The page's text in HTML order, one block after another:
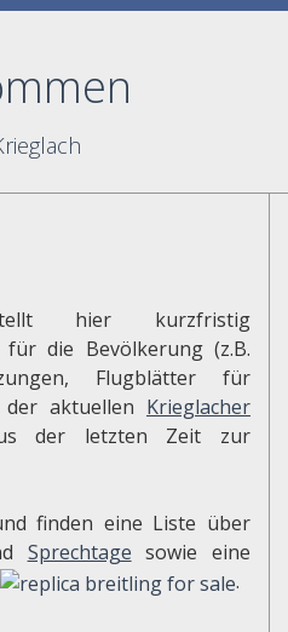
hier kurzfristig
für die Bevölkerung (z.B.
Flugblätter für
aktuellen Krieglacher
der letzten Zeit zur
finden eine Liste über
Sprechtage sowie eine
.